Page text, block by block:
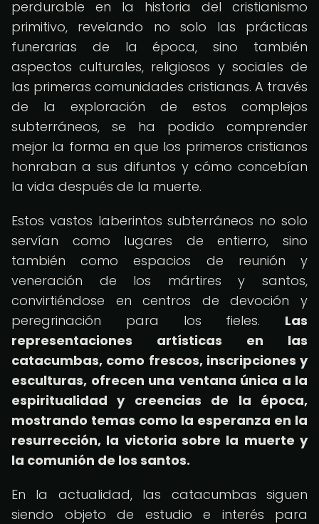
perdurable en la historia del cristianismo
primitivo, revelando no solo las prácticas
funerarias de la época, sino también
aspectos culturales, religiosos y sociales de
las primeras comunidades cristianas. A través
de la exploración de estos complejos
subterráneos, se ha podido comprender
mejor la forma en que los primeros cristianos
honraban a sus difuntos y cómo concebían
la vida después de la muerte.
Estos vastos laberintos subterráneos no solo
servían como lugares de entierro, sino
también como espacios de reunión y
veneración de los mártires y santos,
convirtiéndose en centros de devoción y
peregrinación para los fieles. Las
representaciones artísticas en las
catacumbas, como frescos, inscripciones y
esculturas, ofrecen una ventana única a la
espiritualidad y creencias de la época,
mostrando temas como la esperanza en la
resurrección, la victoria sobre la muerte y
la comunión de los santos.
En la actualidad, las catacumbas siguen
siendo objeto de estudio e interés para